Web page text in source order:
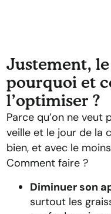
Justement,
pourquoi et
l’optimiser ?
Parce qu’on ne
veille et le jour de la
bien, et avec le
Comment faire ?
Diminuer son
surtout les